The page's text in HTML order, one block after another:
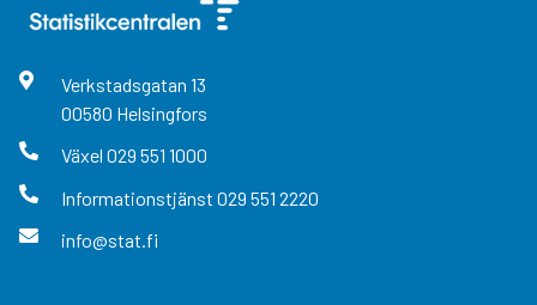
Verkstadsgatan 13
00580 Helsingfors
Växel 029 551 1000
Informationstjänst 029 551 2220
info@stat.fi